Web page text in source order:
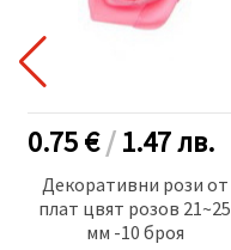
0.75 €/1.47лв.
Декоративни рози от
плат цвят розов 21~25
мм -10 броя